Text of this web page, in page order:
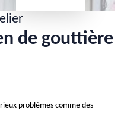
de gouttière
problèmes comme des